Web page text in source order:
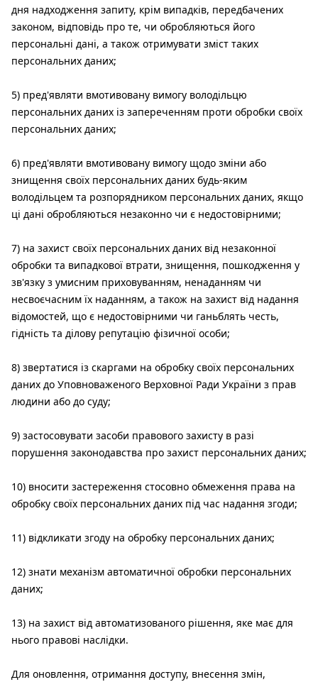
дня надходження запиту, крім випадків, передбачених
законом, відповідь про те, чи обробляються його
персональні дані, а також отримувати зміст таких
персональних даних;
5) пред'являти вмотивовану вимогу володільцю
персональних даних із запереченням проти обробки своїх
персональних даних;
6) пред'являти вмотивовану вимогу щодо зміни або
знищення своїх персональних даних будь-яким
володільцем та розпорядником персональних даних, якщо
ці дані обробляються незаконно чи є недостовірними;
7) на захист своїх персональних даних від незаконної
обробки та випадкової втрати, знищення, пошкодження у
зв'язку з умисним приховуванням, ненаданням чи
несвоєчасним їх наданням, а також на захист від надання
відомостей, що є недостовірними чи ганьблять честь,
гідність та ділову репутацію фізичної особи;
8) звертатися із скаргами на обробку своїх персональних
даних до Уповноваженого Верховної Ради України з прав
людини або до суду;
9) застосовувати засоби правового захисту в разі
порушення законодавства про захист персональних даних;
10) вносити застереження стосовно обмеження права на
обробку своїх персональних даних під час надання згоди;
11) відкликати згоду на обробку персональних даних;
12) знати механізм автоматичної обробки персональних
даних;
13) на захист від автоматизованого рішення, яке має для
нього правові наслідки.
Для оновлення, отримання доступу, внесення змін,